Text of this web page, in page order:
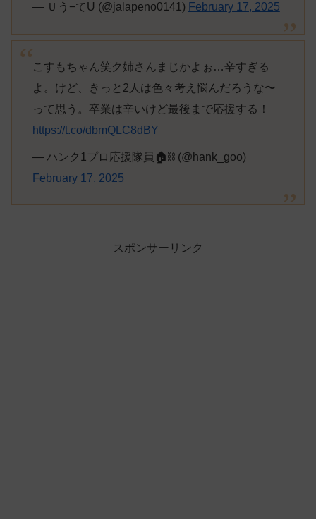
— Ｕう−てU (@jalapeno0141) February 17, 2025
こすもちゃん笑ク姉さんまじかよぉ…辛すぎる
よ。けど、きっと2人は色々考え悩んだろうな〜
って思う。卒業は辛いけど最後まで応援する！
https://t.co/dbmQLC8dBY
— ハンク1プロ応援隊員🏠⛓️ (@hank_goo)
February 17, 2025
スポンサーリンク